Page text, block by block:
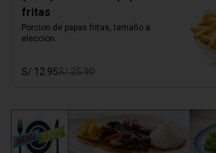
fritas
Porcion de papas fritas, tamaño a
eleccion.
S/ 12.95S/ 25.90